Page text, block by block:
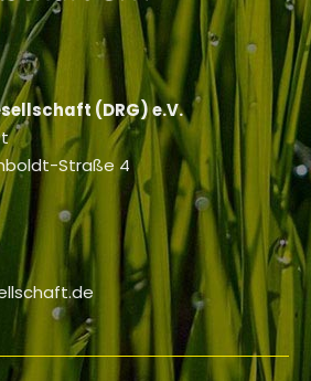
(DRG) e.V.
Straße 4